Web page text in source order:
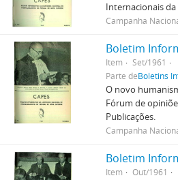
Internacionais da
Campanha
Boletim
Item
Set/1961
Parte deBoletins
O novo
Fórum de
Publicações.
Campanha
Boletim
Item Out/1961